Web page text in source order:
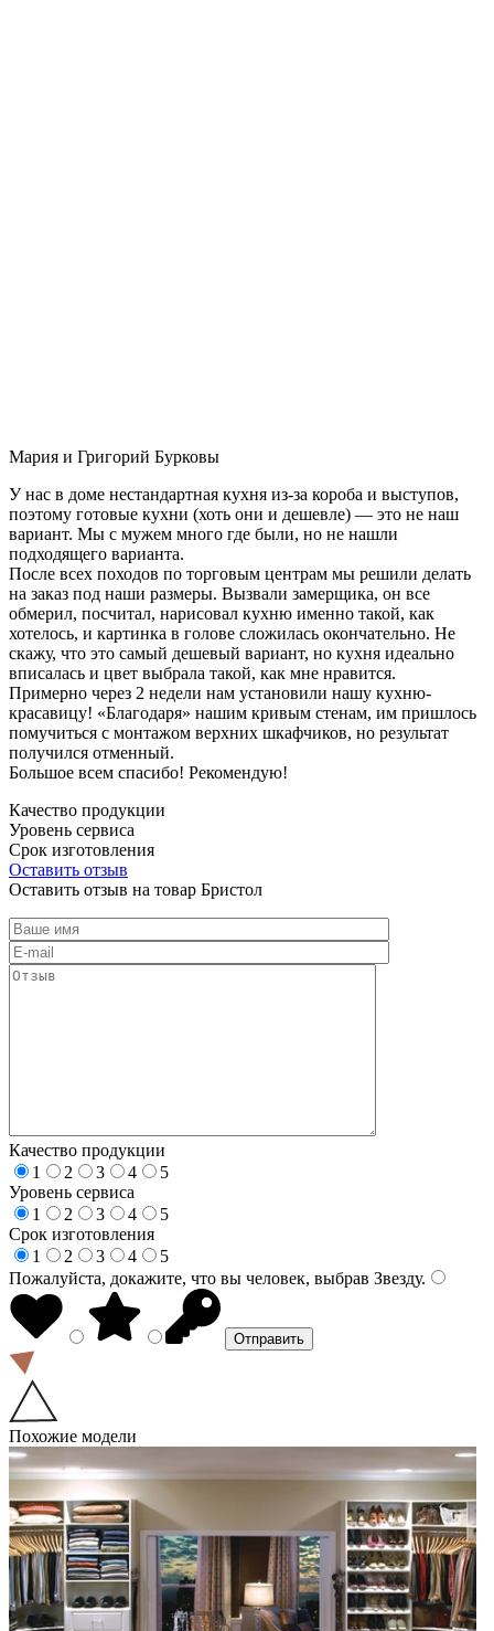
Мария и Григорий Бурковы
У нас в доме нестандартная кухня из-за короба и выступов,
поэтому готовые кухни (хоть они и дешевле) — это не наш
вариант. Мы с мужем много где были, но не нашли
подходящего варианта.
После всех походов по торговым центрам мы решили делать
на заказ под наши размеры. Вызвали замерщика, он все
обмерил, посчитал, нарисовал кухню именно такой, как
хотелось, и картинка в голове сложилась окончательно. Не
скажу, что это самый дешевый вариант, но кухня идеально
вписалась и цвет выбрала такой, как мне нравится.
Примерно через 2 недели нам установили нашу кухню-
красавицу! «Благодаря» нашим кривым стенам, им пришлось
помучиться с монтажом верхних шкафчиков, но результат
получился отменный.
Большое всем спасибо! Рекомендую!
Качество продукции
Уровень сервиса
Срок изготовления
Оставить отзыв
Оставить отзыв на товар Бристол
Качество продукции
1
2 3 4
5
Уровень сервиса
1
2 3 4
5
Срок изготовления
1
2 3 4
5
Пожалуйста, докажите, что вы человек, выбрав Звезду.
Похожие модели